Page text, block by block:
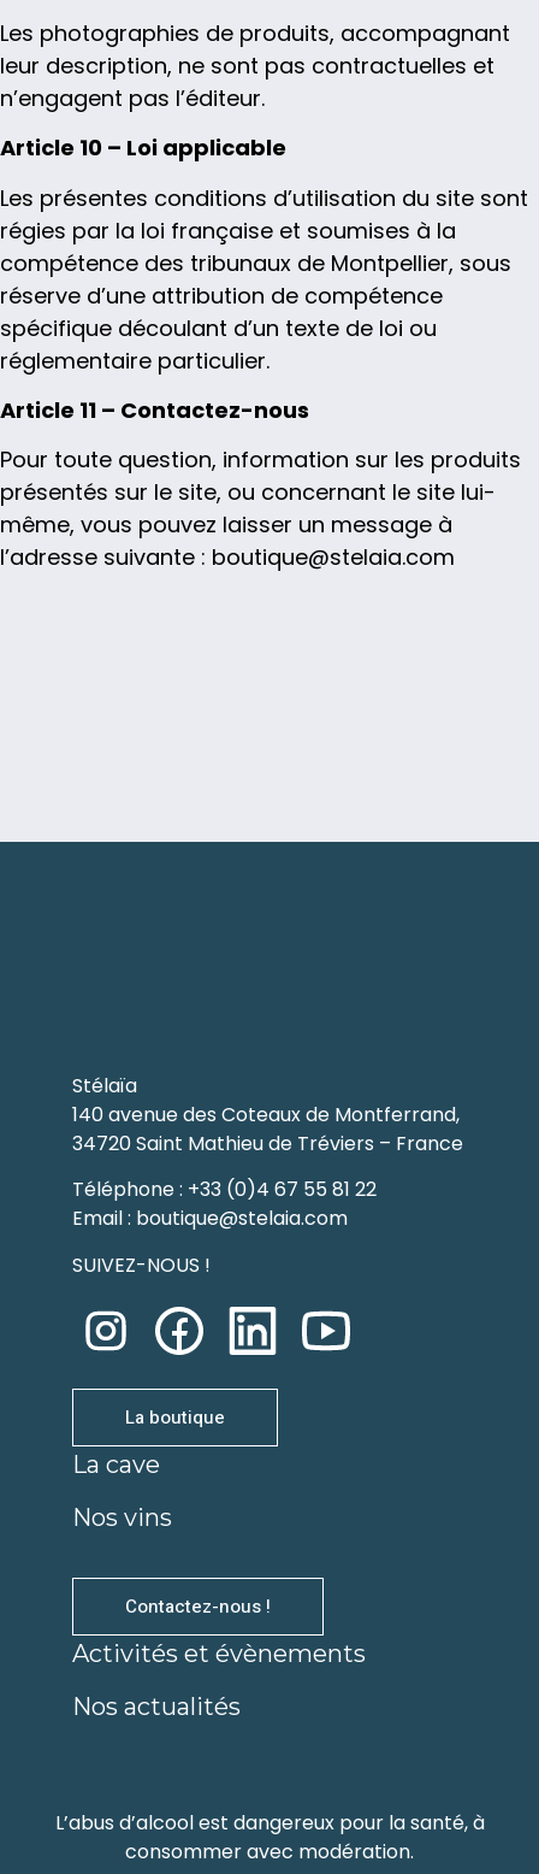
Les photographies de produits, accompagnant
leur description, ne sont pas contractuelles et
n’engagent pas l’éditeur.
Article 10 – Loi applicable
Les présentes conditions d’utilisation du site sont
régies par la loi française et soumises à la
compétence des tribunaux de Montpellier, sous
réserve d’une attribution de compétence
spécifique découlant d’un texte de loi ou
réglementaire particulier.
Article 11 – Contactez-nous
Pour toute question, information sur les produits
présentés sur le site, ou concernant le site lui-
même, vous pouvez laisser un message à
l’adresse suivante : boutique@stelaia.com
Stélaïa
140 avenue des Coteaux de Montferrand,
34720 Saint Mathieu de Tréviers – France
Téléphone : +33 (0)4 67 55 81 22
Email : boutique@stelaia.com
SUIVEZ-NOUS !
La boutique
La cave
Nos vins
Contactez-nous !
Activités et évènements
Nos actualités
L’abus d’alcool est dangereux pour la santé, à
consommer avec modération.